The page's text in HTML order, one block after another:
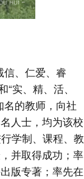
信、仁爱、睿
实、精、活、
的教师，向社
人士，均为该校
学制、课程、教
并取得成功；率
版专著；率先在